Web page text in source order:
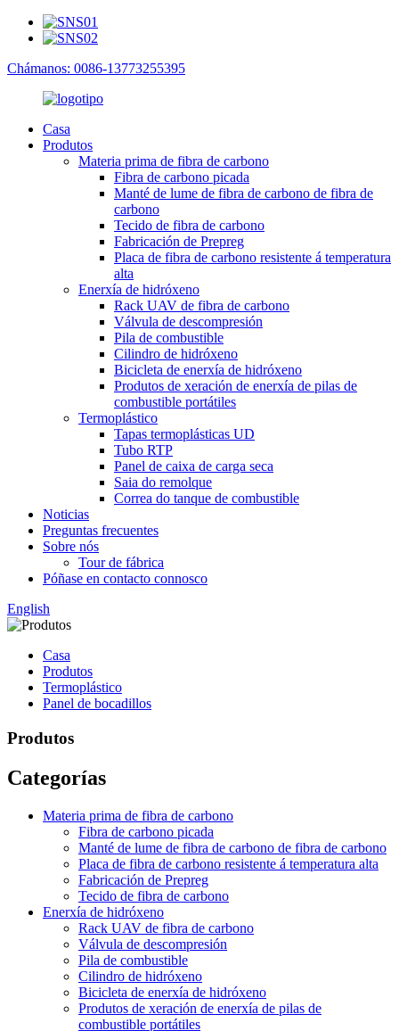
Chámanos: 0086-13773255395
Casa
Produtos
Materia prima de fibra de carbono
Fibra de carbono picada
Manté de lume de fibra de carbono de fibra de
carbono
Tecido de fibra de carbono
Fabricación de Prepreg
Placa de fibra de carbono resistente á temperatura
alta
Enerxía de hidróxeno
Rack UAV de fibra de carbono
Válvula de descompresión
Pila de combustible
Cilindro de hidróxeno
Bicicleta de enerxía de hidróxeno
Produtos de xeración de enerxía de pilas de
combustible portátiles
Termoplástico
Tapas termoplásticas UD
Tubo RTP
Panel de caixa de carga seca
Saia do remolque
Correa do tanque de combustible
Noticias
Preguntas frecuentes
Sobre nós
Tour de fábrica
Póñase en contacto connosco
English
Casa
Produtos
Termoplástico
Panel de bocadillos
Produtos
Categorías
Materia prima de fibra de carbono
Fibra de carbono picada
Manté de lume de fibra de carbono de fibra de carbono
Placa de fibra de carbono resistente á temperatura alta
Fabricación de Prepreg
Tecido de fibra de carbono
Enerxía de hidróxeno
Rack UAV de fibra de carbono
Válvula de descompresión
Pila de combustible
Cilindro de hidróxeno
Bicicleta de enerxía de hidróxeno
Produtos de xeración de enerxía de pilas de
combustible portátiles